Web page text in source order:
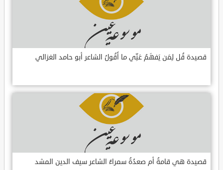
قصيدة قُل لِمَن يَفهَمُ عَنِّي ما أَقُولُ الشاعر أبو حامد الغزالي
قصيدة هي قامةُ أم صعدُةُ سمراءُ الشاعر سيف الدين المشد